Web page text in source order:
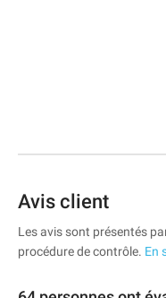
Avis client
Les avis sont présentés
procédure de contrôle. En